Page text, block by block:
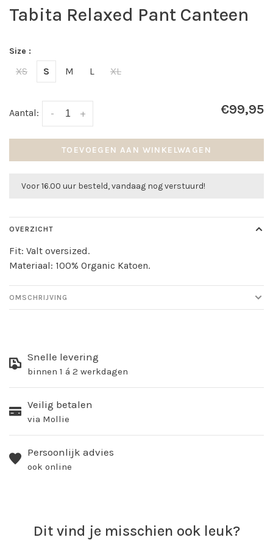
Tabita Relaxed Pant Canteen
Size :
XS S M L XL
Aantal: +
- €99,95
TOEVOEGEN AAN WINKELWAGEN
Voor 16.00 uur besteld, vandaag nog verstuurd!
OVERZICHT
Fit: Valt oversized.
Materiaal: 100% Organic Katoen.
OMSCHRIJVING
Snelle levering
binnen 1 á 2 werkdagen
Veilig betalen
via Mollie
Persoonlijk advies
ook online
Dit vind je misschien ook leuk?